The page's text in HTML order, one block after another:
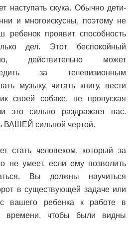
наступать скука. Обычно дети-
и многоискусны, поэтому не
ребенок проявит способность
дел. Этот беспокойный
действительно может
за телевизионным
музыку, читать книгу, вести
своей собаке, не пропуская
это сильно раздражает вас.
ВАШЕЙ сильной чертой.
стать человеком, который за
не умеет, если ему позволить
Вы должны научиться
в существующей задаче или
вашего ребенка к работе в
времени, чтобы были видны